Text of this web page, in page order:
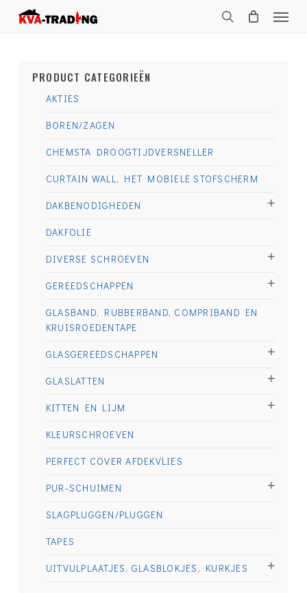
Menu
PRODUCT CATEGORIEËN
AKTIES
BOREN/ZAGEN
CHEMSTA DROOGTIJDVERSNELLER
CURTAIN WALL, HET MOBIELE STOFSCHERM
DAKBENODIGHEDEN
DAKFOLIE
DIVERSE SCHROEVEN
GEREEDSCHAPPEN
GLASBAND, RUBBERBAND, COMPRIBAND EN
KRUISROEDENTAPE
GLASGEREEDSCHAPPEN
GLASLATTEN
KITTEN EN LIJM
KLEURSCHROEVEN
PERFECT COVER AFDEKVLIES
PUR-SCHUIMEN
SLAGPLUGGEN/PLUGGEN
TAPES
UITVULPLAATJES, GLASBLOKJES, KURKJES